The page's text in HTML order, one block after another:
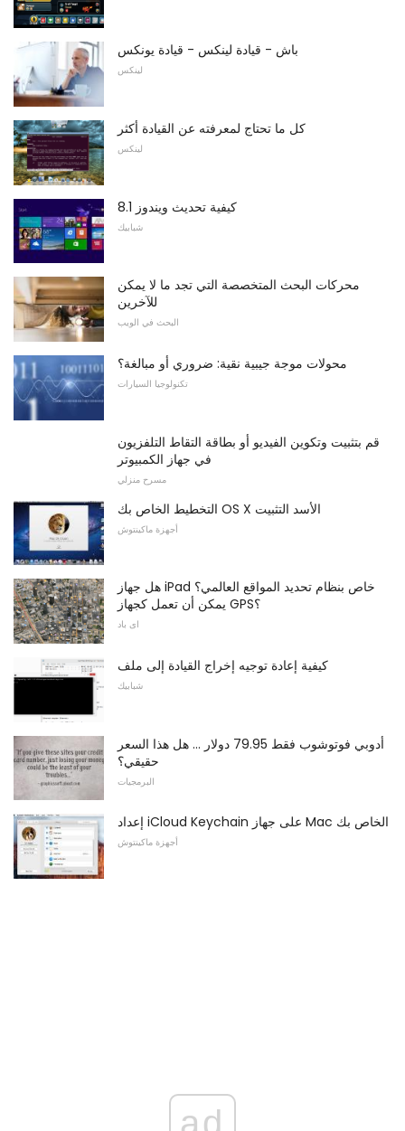
باش - قيادة لينكس - قيادة يونكس
لينكس
كل ما تحتاج لمعرفته عن القيادة أكثر
لينكس
كيفية تحديث ويندوز 8.1
شبابيك
محركات البحث المتخصصة التي تجد ما لا يمكن
للآخرين
البحث في الويب
محولات موجة جيبية نقية: ضروري أو مبالغة؟
تكنولوجيا السيارات
قم بتثبيت وتكوين الفيديو أو بطاقة التقاط التلفزيون
في جهاز الكمبيوتر
مسرح منزلي
التخطيط الخاص بك OS X الأسد التثبيت
أجهزة ماكينتوش
هل جهاز iPad خاص بنظام تحديد المواقع العالمي؟
يمكن أن تعمل كجهاز GPS؟
اى باد
كيفية إعادة توجيه إخراج القيادة إلى ملف
شبابيك
أدوبي فوتوشوب فقط 79.95 دولار ... هل هذا السعر
حقيقي؟
البرمجيات
إعداد iCloud Keychain على جهاز Mac الخاص بك
أجهزة ماكينتوش
ad